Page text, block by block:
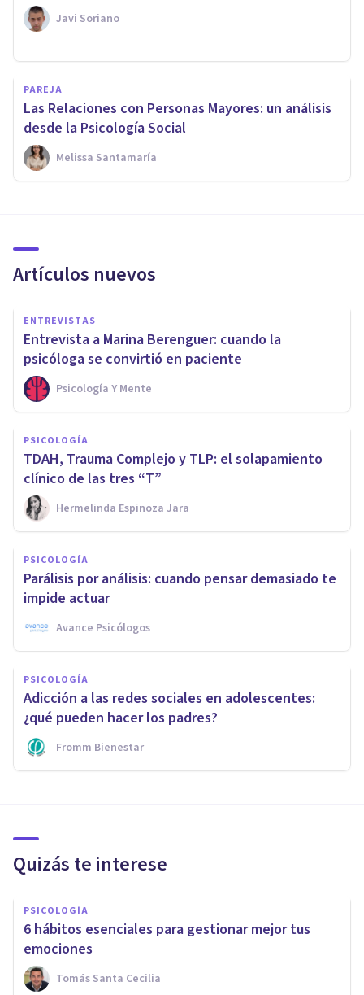
Javi Soriano
PAREJA
Las Relaciones con Personas Mayores: un análisis
desde la Psicología Social
Melissa Santamaría
Artículos nuevos
ENTREVISTAS
Entrevista a Marina Berenguer: cuando la
psicóloga se convirtió en paciente
Psicología Y Mente
PSICOLOGÍA
TDAH, Trauma Complejo y TLP: el solapamiento
clínico de las tres “T”
Hermelinda Espinoza Jara
PSICOLOGÍA
Parálisis por análisis: cuando pensar demasiado te
impide actuar
Avance Psicólogos
PSICOLOGÍA
Adicción a las redes sociales en adolescentes:
¿qué pueden hacer los padres?
Fromm Bienestar
Quizás te interese
PSICOLOGÍA
6 hábitos esenciales para gestionar mejor tus
emociones
Tomás Santa Cecilia